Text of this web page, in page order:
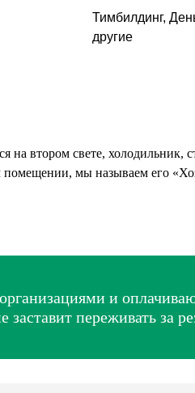
Тимбилдинг,
другие
втором свете, холодильник,
помещении, мы называем его
и
переживать за